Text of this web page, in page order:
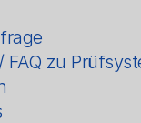
FAQ zu